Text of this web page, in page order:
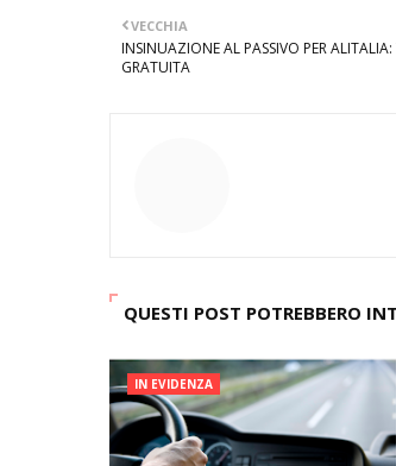
VECCHIA
INSINUAZIONE AL PASSIVO PER
GRATUITA
QUESTI POST POTREBBERO
IN EVIDENZA